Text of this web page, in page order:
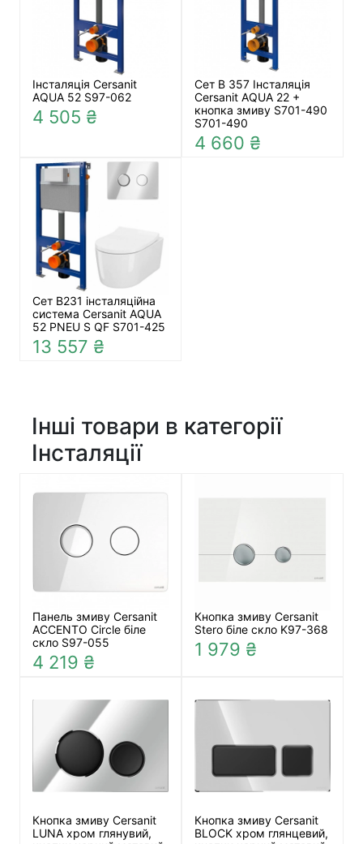
Інсталяція Cersanit
AQUA 52 S97-062
4 505 ₴
Сет В 357 Інсталяція
Cersanit AQUA 22 +
кнопка змиву S701-490
S701-490
4 660 ₴
Сет B231 інсталяційна
система Cersanit AQUA
52 PNEU S QF S701-425
13 557 ₴
Інші товари в категорії
Інсталяції
Панель змиву Cersanit
ACCENTO Circle біле
скло S97-055
4 219 ₴
Кнопка змиву Cersanit
Stero біле скло K97-368
1 979 ₴
Кнопка змиву Cersanit
LUNA хром глянувий,
Кнопка змиву Cersanit
BLOCK хром глянцевий,